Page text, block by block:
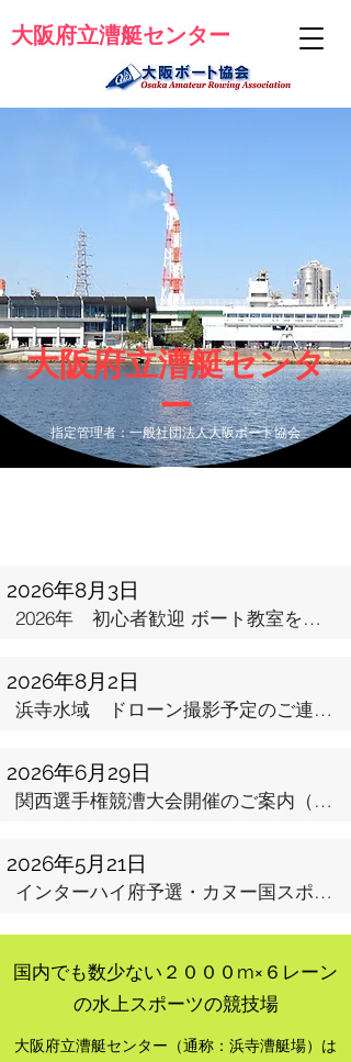
大阪府立漕艇センター
大阪府立漕艇センタ
ー
​指定管理者：一般社団法人大阪ボート協会
2026年8月3日
2026年 初心者歓迎 ボート教室を開催します
2026年8月2日
浜寺水域 ドローン撮影予定のご連絡 8⽉8日（⼟）午前9時〜 10時
2026年6月29日
関西選手権競漕大会開催のご案内（７月４～５日）
2026年5月21日
インターハイ府予選・カヌー国スポ府予選開催のご案内（5月23−24日）
国内でも数少ない２０００m​×６レーン
の水上スポーツの競技場
大阪府立漕艇センター（通称：浜寺漕艇場）は